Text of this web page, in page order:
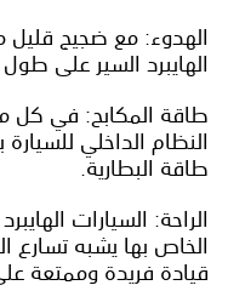
الهدوء: مع ضجيج قليل
الهايبرد السير على
طاقة المكابح: في كل
النظام الداخلي
طاقة البطارية.
الراحة: السيارات
الخاص بها يشبه تسارع
قيادة فريدة وممتعة